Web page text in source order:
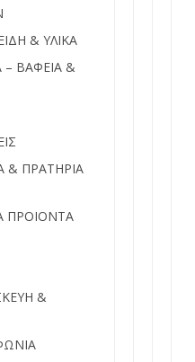
& ΥΛΙΚΑ
– ΒΑΦΕΙΑ &
& ΠΡΑΤΗΡΙΑ
ΠΡΟΙΟΝΤΑ
&